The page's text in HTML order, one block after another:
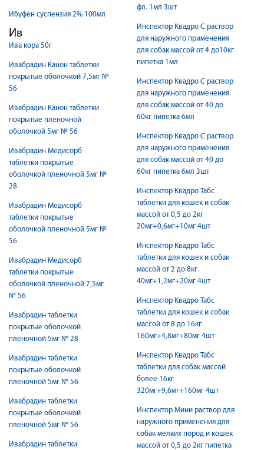
Ибуфен суспензия 2% 100мл
Ив
Ива кора 50г
Ивабрадин Канон таблетки
покрытые оболочкой 7,5мг №
56
Ивабрадин Канон таблетки
покрытые пленочной
оболочкой 5мг № 56
Ивабрадин Медисорб
таблетки покрытые
оболочкой пленочной 5мг №
28
Ивабрадин Медисорб
таблетки покрытые
оболочкой пленочной 5мг №
56
Ивабрадин Медисорб
таблетки покрытые
оболочкой пленочной 7,5мг
№ 56
Ивабрадин таблетки
покрытые оболочкой
пленочной 5мг № 28
Ивабрадин таблетки
покрытые оболочкой
пленочной 5мг № 56
Ивабрадин таблетки
покрытые оболочкой
пленочной 5мг № 56
Ивабрадин таблетки
фл. 1мл 3шт
Инспектор Квадро С раствор
для наружного применения
для собак массой от 4 до10кг
пипетка 1мл
Инспектор Квадро С раствор
для наружного применения
для собак массой от 40 до
60кг пипетка 6мл
Инспектор Квадро С раствор
для наружного применения
для собак массой от 40 до
60кг пипетка 6мл 3шт
Инспектор Квадро Табс
таблетки для кошек и собак
массой от 0,5 до 2кг
20мг+0,6мг+10мг 4шт
Инспектор Квадро Табс
таблетки для кошек и собак
массой от 2 до 8кг
40мг+1,2мг+20мг 4шт
Инспектор Квадро Табс
таблетки для кошек и собак
массой от 8 до 16кг
160мг+4,8мг+80мг 4шт
Инспектор Квадро Табс
таблетки для собак массой
более 16кг
320мг+9,6мг+160мг 4шт
Инспектор Мини раствор для
наружного применения для
собак мелких пород и кошек
массой от 0,5 до 2кг пипетка